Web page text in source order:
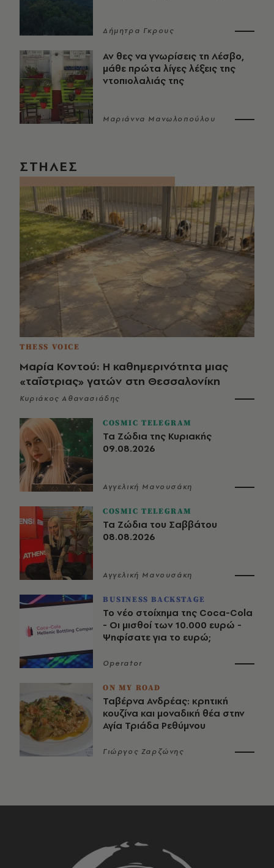
Δήμητρα Γκρους
Αν θες να γνωρίσεις τη Λέσβο,
μάθε πρώτα λίγες λέξεις της
ντοπιολαλιάς της
Μαριάννα Μανωλοπούλου
ΣΤΗΛΕΣ
THESS VOICE
Μαρία Κοντού: Η καθημερινότητα μιας
«ταΐστριας» γατών στη Θεσσαλονίκη
Κυριάκος Αθανασιάδης
COSMIC TELEGRAM
Τα Ζώδια της Κυριακής
09.08.2026
Αγγελική Μανουσάκη
COSMIC TELEGRAM
Τα Ζώδια του Σαββάτου
08.08.2026
Αγγελική Μανουσάκη
BUSINESS BACKSTAGE
Το νέο στοίχημα της Coca-Cola
- Οι μισθοί των 10.000 ευρώ -
Ψηφίσατε για το ευρώ;
Operator
ON MY ROAD
Ταβέρνα Ανδρέας: κρητική
κουζίνα και μοναδική θέα στην
Αγία Τριάδα Ρεθύμνου
Γιώργος Ζαρζώνης